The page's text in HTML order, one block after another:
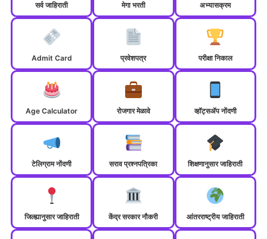
सर्व जाहिराती मेगा भरती अभ्यासक्रम
Admit Card प्रवेशपत्र परीक्षा निकाल
Age Calculator रोजगार मेळावे व्हॉट्सॲप नोंदणी
टेलिग्राम नोंदणी सराव प्रश्नपत्रिका शिक्षणानुसार जाहिराती
जिल्ह्यानुसार जाहिराती केंद्र सरकार नौकरी आंतरराष्ट्रीय जाहिराती